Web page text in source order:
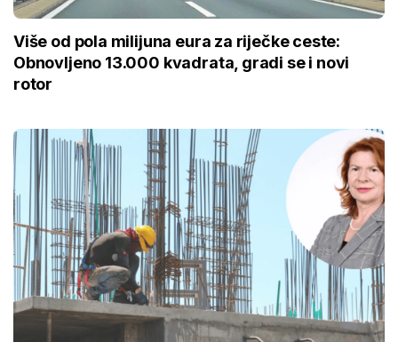
Više od pola milijuna eura za riječke ceste:
Obnovljeno 13.000 kvadrata, gradi se i novi
rotor